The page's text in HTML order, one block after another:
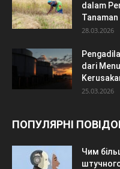
dalam
Tanaman
28.03.2026
dari
25.03.2026
ПОПУЛЯРНІ
Чим